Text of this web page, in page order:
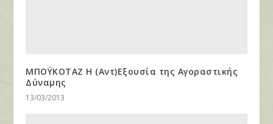
ΜΠΟΫΚΟΤΑΖ Η (Αντ)Εξουσία της Αγοραστικής
Δύναμης
13/03/2013